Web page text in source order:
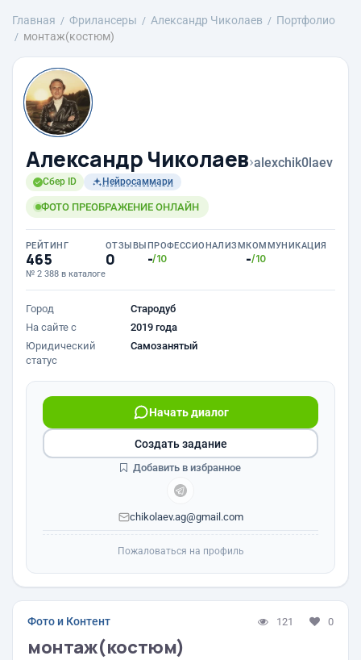
Главная Фрилансеры Александр Чиколаев
Портфолио
монтаж(костюм)
Александр Чиколаев›alexchik0laev
Сбер ID Нейросаммари
ФОТО ПРЕОБРАЖЕНИЕ ОНЛАЙН
РЕЙТИНГ
465
№ 2 388 в каталоге
ОТЗЫВЫ
0
ПРОФЕССИОНАЛИЗМ
-/10
КОММУНИКАЦИЯ
-/10
Город
Стародуб
На сайте с
2019 года
Юридический
статус
Самозанятый
Начать диалог
chikolaev.ag@gmail.com
Создать задание
Добавить в избранное
Пожаловаться на профиль
Фото и Контент 121 0
монтаж(костюм)